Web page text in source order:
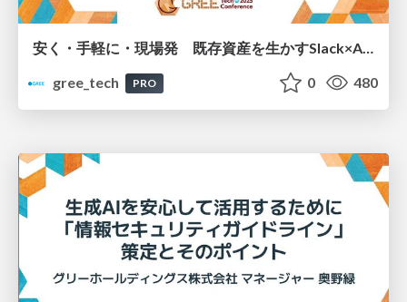
安く・手軽に・現場発 既存資産を生かすSlack×AI検索Botの作り方
gree_tech
PRO 0 480